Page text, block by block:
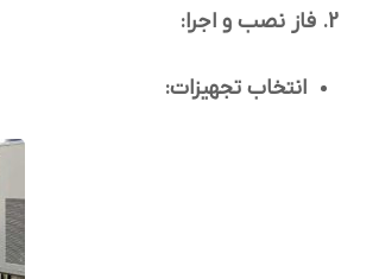
2. فاز نصب و اجرا:
انتخاب تجهیزات: